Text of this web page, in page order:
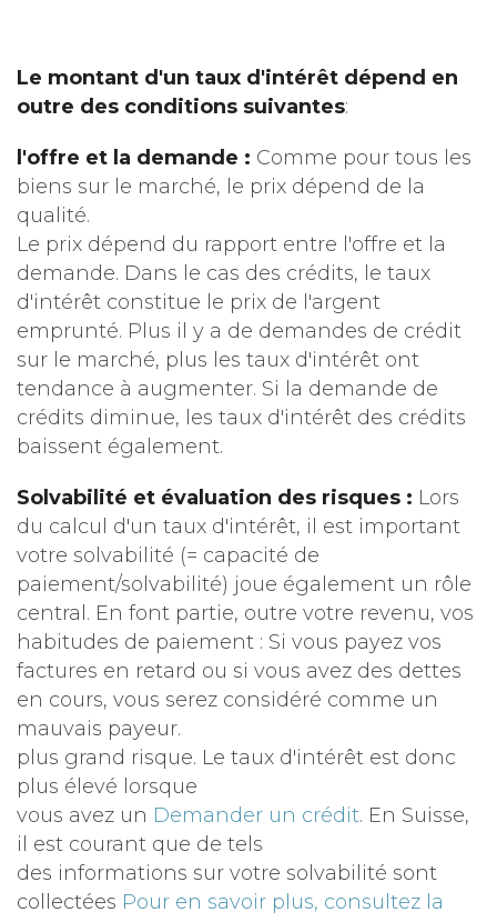
Le montant d'un taux d'intérêt dépend en
outre des conditions suivantes:
l'offre et la demande : Comme pour tous les
biens sur le marché, le prix dépend de la
qualité.
Le prix dépend du rapport entre l'offre et la
demande. Dans le cas des crédits, le taux
d'intérêt constitue le prix de l'argent
emprunté. Plus il y a de demandes de crédit
sur le marché, plus les taux d'intérêt ont
tendance à augmenter. Si la demande de
crédits diminue, les taux d'intérêt des crédits
baissent également.
Solvabilité et évaluation des risques : Lors
du calcul d'un taux d'intérêt, il est important
votre solvabilité (= capacité de
paiement/solvabilité) joue également un rôle
central. En font partie, outre votre revenu, vos
habitudes de paiement : Si vous payez vos
factures en retard ou si vous avez des dettes
en cours, vous serez considéré comme un
mauvais payeur.
plus grand risque. Le taux d'intérêt est donc
plus élevé lorsque
vous avez un Demander un crédit. En Suisse,
il est courant que de tels
des informations sur votre solvabilité sont
collectées Pour en savoir plus, consultez la